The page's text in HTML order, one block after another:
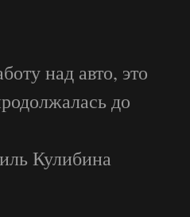
над авто, это
до
Кулибина